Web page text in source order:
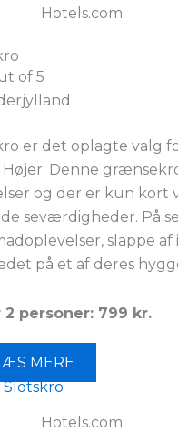
Hotels.com
of 5
er det oplagte valg
Denne
og der er kun kort
seværdigheder. På
slappe af
på et af deres
personer: 799 kr.
MERE
Hotels.com